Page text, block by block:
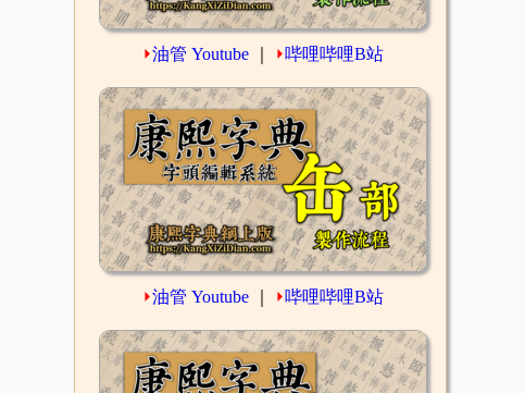
⏵油管 Youtube ⏵哔哩哔哩B站
⏵油管 Youtube ⏵哔哩哔哩B站